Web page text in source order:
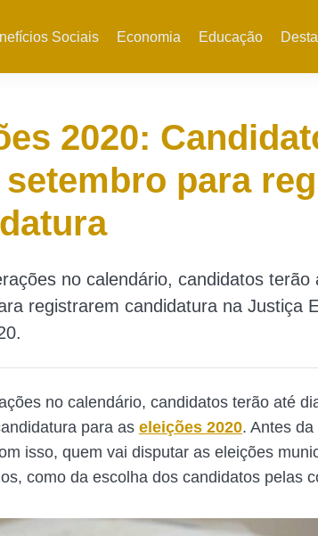
Sociais Economia Educação
2020:
setembro para
no calendário, candidatos terão
registrarem candidatura na Justiça
no calendário, candidatos terão até
para as eleições 2020. Antes
isso, quem vai disputar as eleições
como da escolha dos candidatos pelas